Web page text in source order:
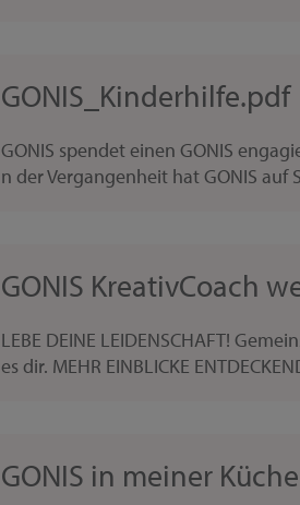
GONIS_Kinderhilfe.pdf
GONIS spendet einen GONIS
n der Vergangenheit hat GONIS auf
GONIS KreativCoach
LEBE DEINE LEIDENSCHAFT!
es dir. MEHR EINBLICKE
GONIS in meiner Küche